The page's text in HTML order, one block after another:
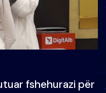
fshehurazi për